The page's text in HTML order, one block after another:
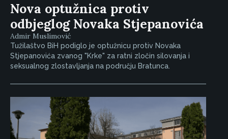
Nova optužnica protiv
odbjeglog Novaka Stjepanovića
Admir Muslimović
Tužilaštvo BiH podiglo je optužnicu protiv Novaka
Stjepanovića zvanog "Krke" za ratni zločin silovanja i
seksualnog zlostavljanja na području Bratunca.